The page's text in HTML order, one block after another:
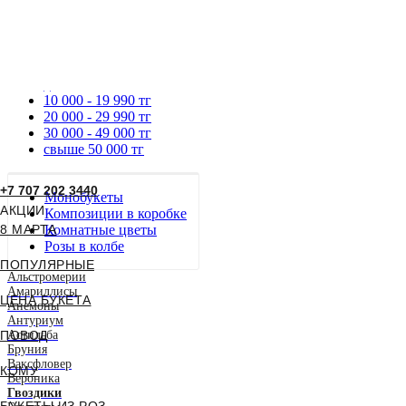
+7 707 202 3440
АКЦИИ
8 МАРТА
ПОПУЛЯРНЫЕ
ЦЕНА БУКЕТА
ПОВОД
КОМУ
10 000 - 19 990 тг
20 000 - 29 990 тг
30 000 - 49 000 тг
свыше 50 000 тг
Монобукеты
Композиции в коробке
Комнатные цветы
Розы в колбе
Альстромерии
Амариллисы
Анемоны
Антуриум
Астильба
Бруния
Ваксфловер
Вероника
Гвоздики